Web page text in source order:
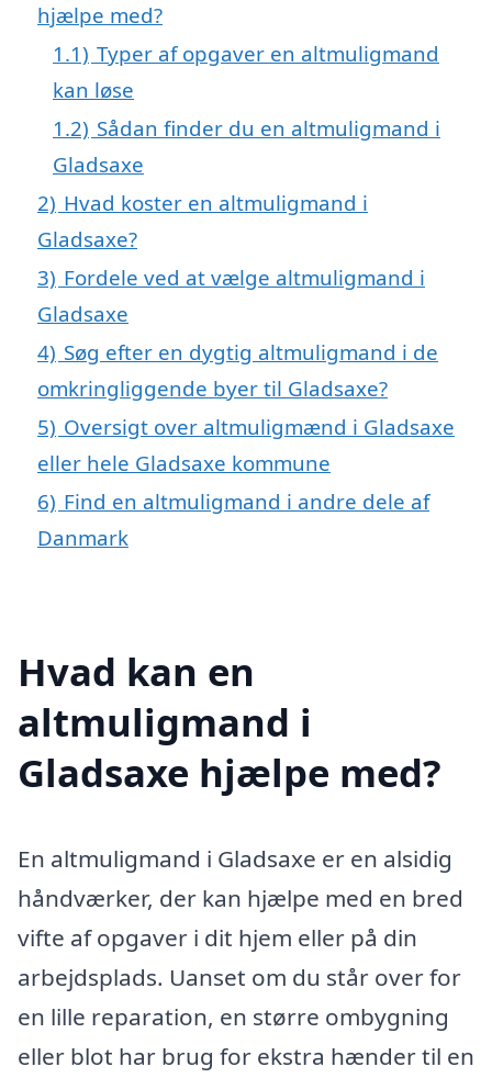
hjælpe med?
1.1) Typer af opgaver en altmuligmand
kan løse
1.2) Sådan finder du en altmuligmand i
Gladsaxe
2) Hvad koster en altmuligmand i
Gladsaxe?
3) Fordele ved at vælge altmuligmand i
Gladsaxe
4) Søg efter en dygtig altmuligmand i de
omkringliggende byer til Gladsaxe?
5) Oversigt over altmuligmænd i Gladsaxe
eller hele Gladsaxe kommune
6) Find en altmuligmand i andre dele af
Danmark
Hvad kan en
altmuligmand i
Gladsaxe hjælpe med?
En altmuligmand i Gladsaxe er en alsidig
håndværker, der kan hjælpe med en bred
vifte af opgaver i dit hjem eller på din
arbejdsplads. Uanset om du står over for
en lille reparation, en større ombygning
eller blot har brug for ekstra hænder til en